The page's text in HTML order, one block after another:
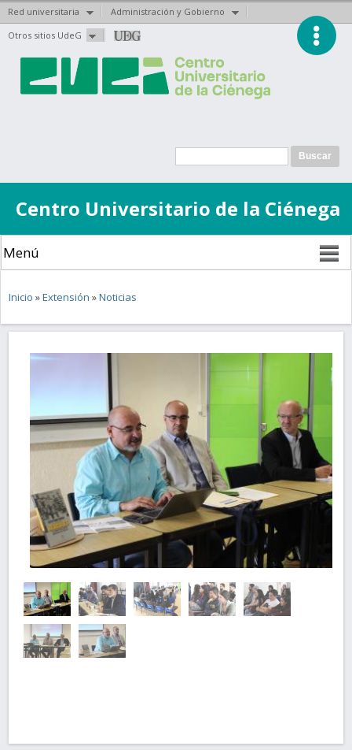
Red universitaria
Administración y Gobierno
Otros sitios UdeG
Pasar al
contenido
principal
Formulario de
Buscar
Centro Universitario de la Ciénega
Se encuentra usted aquí
Inicio »Extensión »Noticias